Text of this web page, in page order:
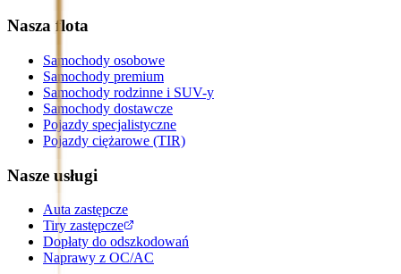
Nasza flota
Samochody osobowe
Samochody premium
Samochody rodzinne i SUV-y
Samochody dostawcze
Pojazdy specjalistyczne
Pojazdy ciężarowe (TIR)
Nasze usługi
Auta zastępcze
Tiry zastępcze
Dopłaty do odszkodowań
Naprawy z OC/AC